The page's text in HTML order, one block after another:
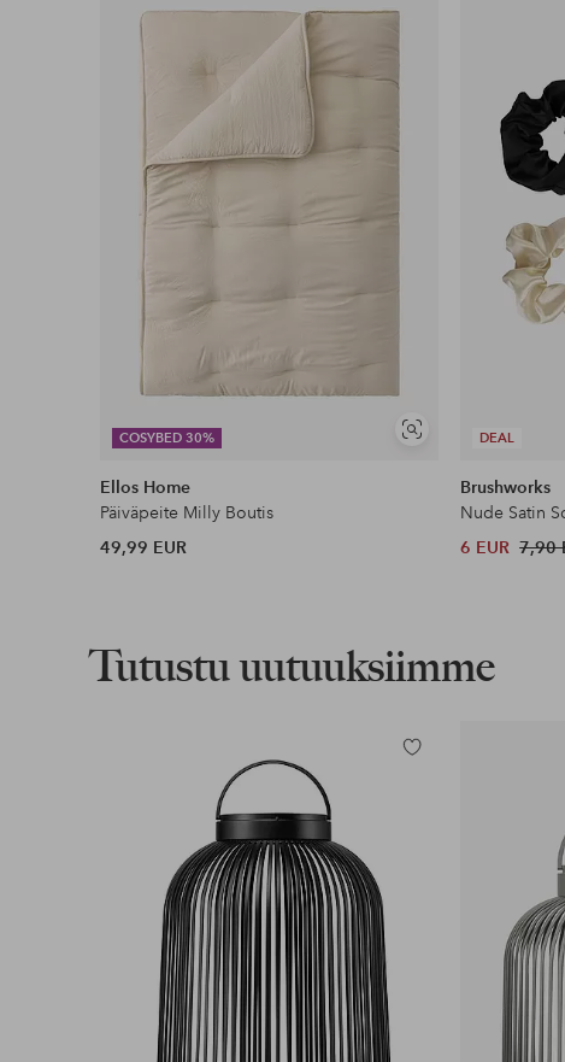
COSYBED 30%
Näytä
suosikkeihin
Ellos Home
Päiväpeite Milly Boutis
49,99 EUR
DEAL
Brushworks
Nude Satin
6 EUR 7,90
Tutustu uutuuksiimme
Lisää